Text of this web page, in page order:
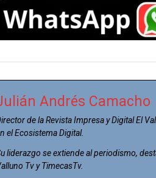
Andrés Camacho
de la Revista Impresa y Digital El
el Ecosistema Digital.
liderazgo se extiende al periodismo,
Tv y TimecasTv.